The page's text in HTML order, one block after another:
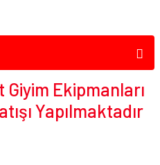
Ekipmanları
Yapılmaktadır